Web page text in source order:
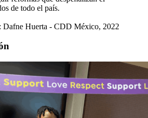
de todo el país.
Dafne Huerta - CDD México, 2022